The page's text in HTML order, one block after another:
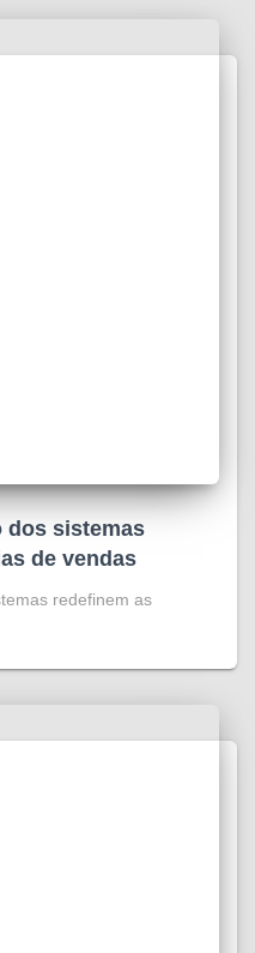
dos sistemas
de vendas
redefinem as